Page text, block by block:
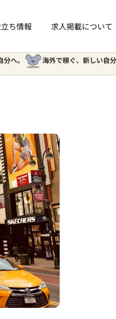
ち情報 求人掲載について
海外で稼ぐ、新しい自分へ。